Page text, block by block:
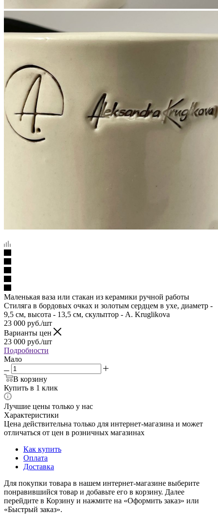
Маленькая ваза или стакан из керамики ручной работы
Стиляга в бордовых очках и золотым сердцем в ухе, диаметр -
9,5 см, высота - 13,5 см, скульптор - A. Kruglikova
23 000 руб./шт
Варианты цен
23 000 руб./шт
Подробности
Мало
В корзину
Купить в 1 клик
Лучшие цены только у нас
Характеристики
Цена действительна только для интернет-магазина и может
отличаться от цен в розничных магазинах
Как купить
Оплата
Доставка
Для покупки товара в нашем интернет-магазине выберите
понравившийся товар и добавьте его в корзину. Далее
перейдите в Корзину и нажмите на «Оформить заказ» или
«Быстрый заказ».